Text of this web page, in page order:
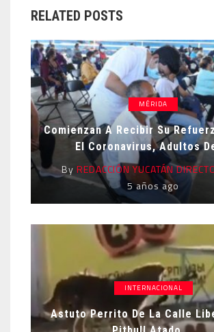
RELATED POSTS
MÉRIDA
Comienzan A Recibir Su
El Coronavirus, Adultos
By REDACCIÓN YUCATÁN
5 años ago
INTERNACIONAL
Astuto Perrito De La Calle